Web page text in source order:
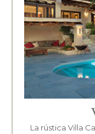
La rústica Villa